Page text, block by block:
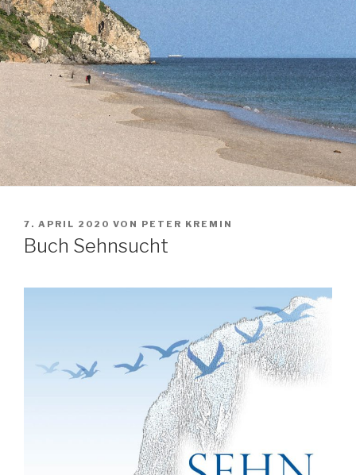
VERÖFFENTLICHT
AM
7. APRIL 2020 VON PETER KREMIN
Buch Sehnsucht